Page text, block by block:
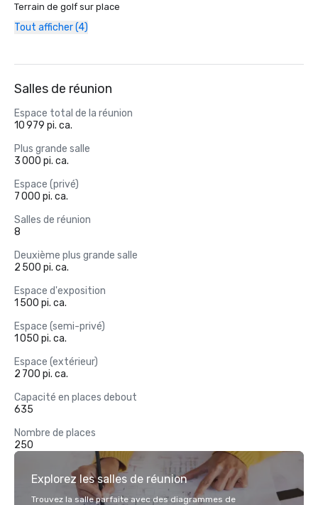
Terrain de golf sur place
Tout afficher (4)
Salles de réunion
Espace total de la réunion
10 979 pi. ca.
Plus grande salle
3 000 pi. ca.
Espace (privé)
7 000 pi. ca.
Salles de réunion
8
Deuxième plus grande salle
2 500 pi. ca.
Espace d'exposition
1 500 pi. ca.
Espace (semi-privé)
1 050 pi. ca.
Espace (extérieur)
2 700 pi. ca.
Capacité en places debout
635
Nombre de places
250
Explorez les salles de réunion
Trouvez la salle parfaite avec des diagrammes de